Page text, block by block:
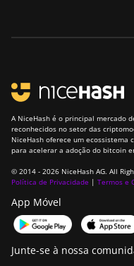
A NiceHash é o principal mercado
reconhecidos no setor das
NiceHash oferece um ecossistema
para acelerar a adoção do bitcoin
© 2014 - 2026 NiceHash AG. All
Política de Privacidade | Termos e
App Móvel
Junte-se à nossa